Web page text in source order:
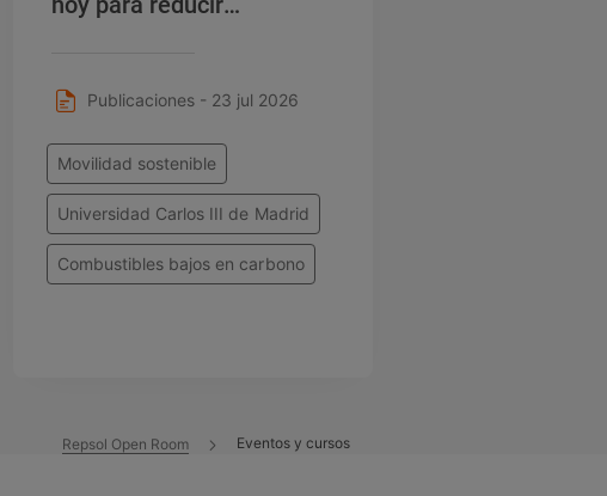
Publicaciones - 23 jul 2026
Movilidad sostenible
Universidad Carlos III de Madrid
Combustibles bajos en carbono
Repsol Open Room Eventos y cursos